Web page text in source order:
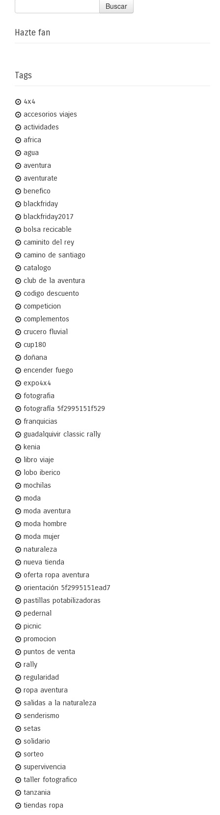
Buscar
Hazte fan
Tags
4x4
accesorios viajes
actividades
africa
agua
aventura
aventurate
benefico
blackfriday
blackfriday2017
bolsa recicable
caminito del rey
camino de santiago
catalogo
club de la aventura
codigo descuento
competicion
complementos
crucero fluvial
cup180
doñana
encender fuego
expo4x4
fotografia
fotografía 5f2995151f529
franquicias
guadalquivir classic rally
kenia
libro viaje
lobo iberico
mochilas
moda
moda aventura
moda hombre
moda mujer
naturaleza
nueva tienda
oferta ropa aventura
orientación 5f2995151ead7
pastillas potabilizadoras
pedernal
picnic
promocion
puntos de venta
rally
regularidad
ropa aventura
salidas a la naturaleza
senderismo
setas
solidario
sorteo
supervivencia
taller fotografico
tanzania
tiendas ropa